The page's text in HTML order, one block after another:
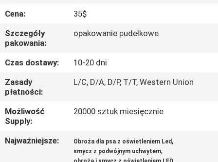
SKONTAKTUJ
SIĘ
Z
NAMI
POPROSIĆ
O
WYCENĘ
Cena:
35$
Szczegóły
pakowania:
opakowanie pudełkowe
Czas dostawy:
10-20 dni
Zasady
płatności:
L/C, D/A, D/P, T/T, Western Union
Możliwość
Supply:
20000 sztuk miesięcznie
Najważniejsze: Obroża dla psa z oświetleniem Led ,
smycz z podwójnym uchwytem,